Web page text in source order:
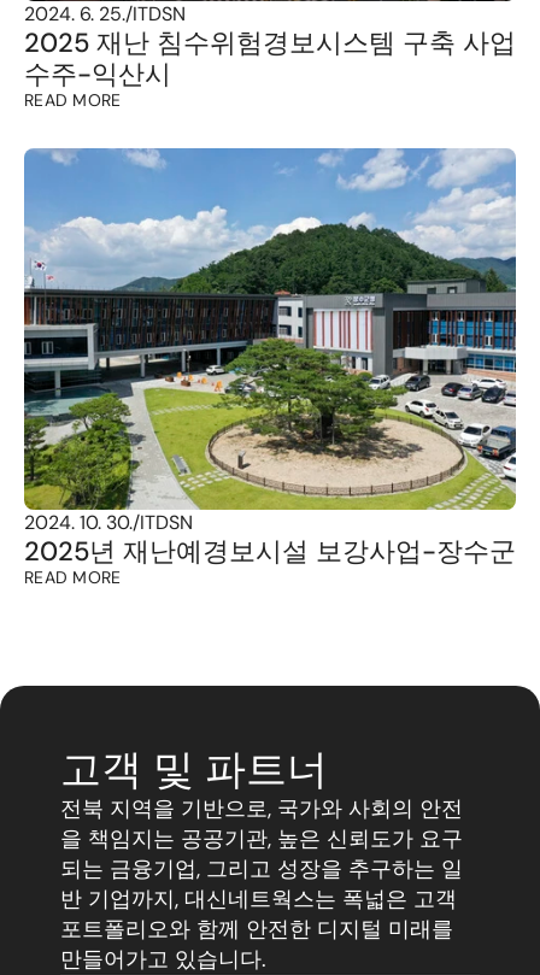
2024. 6. 25./ITDSN
2025 재난 침수위험경보시스템 구축 사업
수주-익산시
READ MORE
2024. 10. 30./ITDSN
2025년 재난예경보시설 보강사업-장수군
READ MORE
고객 및 파트너
전북 지역을 기반으로, 국가와 사회의 안전
을 책임지는 공공기관, 높은 신뢰도가 요구
되는 금융기업, 그리고 성장을 추구하는 일
반 기업까지, 대신네트웍스는 폭넓은 고객
포트폴리오와 함께 안전한 디지털 미래를
만들어가고 있습니다.